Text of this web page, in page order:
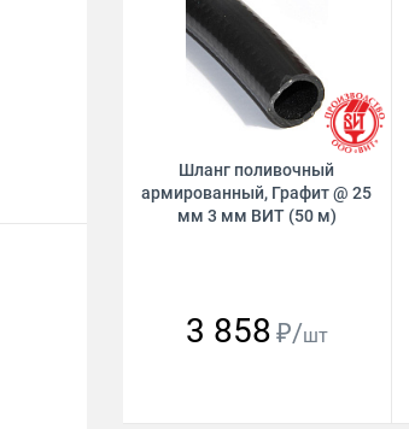
Шланг поливочный
армированный, Графит @ 25
мм 3 мм ВИТ (50 м)
3 858 ₽/шт